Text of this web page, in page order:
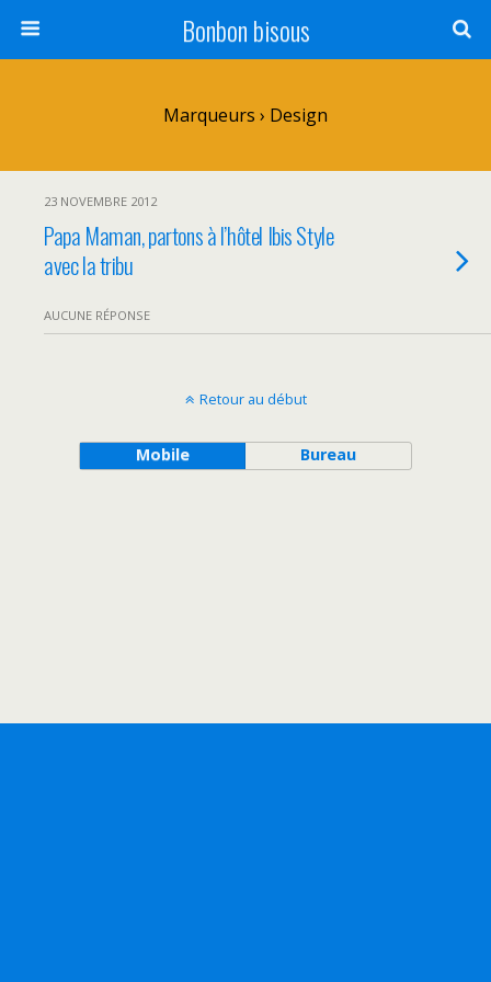
Bonbon bisous
Marqueurs › Design
23 NOVEMBRE 2012
Papa Maman, partons à l’hôtel Ibis Style
avec la tribu
AUCUNE RÉPONSE
Retour au début
Mobile Bureau